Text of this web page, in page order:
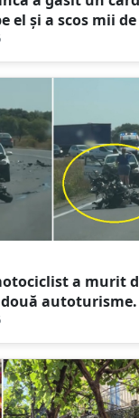
el și a scos mii
a murit
vecin